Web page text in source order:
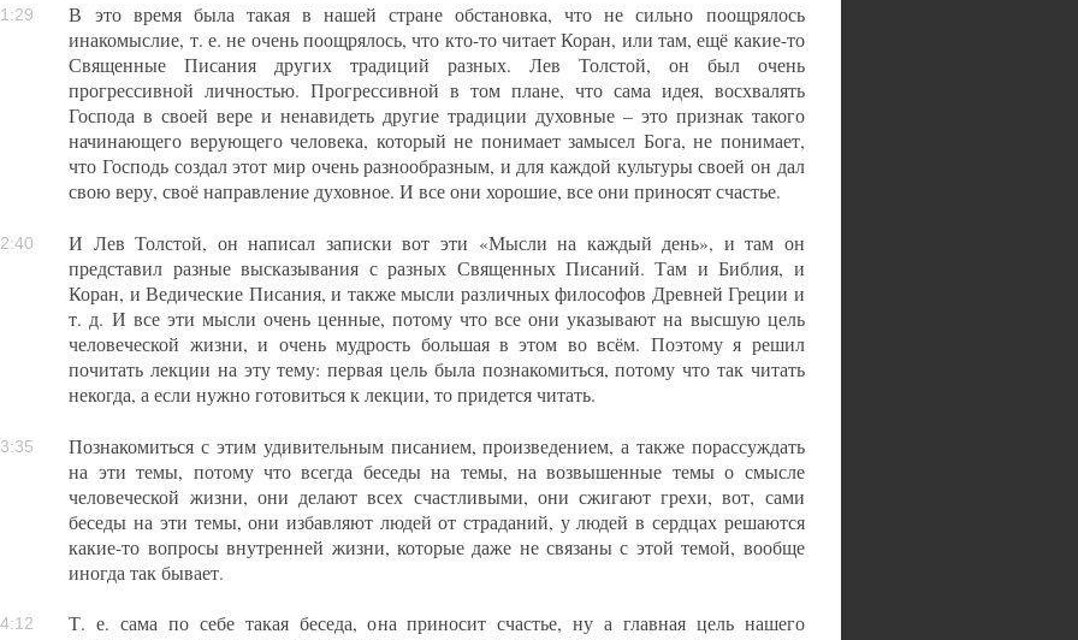
В это время была такая в нашей стране обстановка, что не сильно поощрялось
инакомыслие, т. е. не очень поощрялось, что кто-то читает Коран, или там, ещё какие-то
Священные Писания других традиций разных. Лев Толстой, он был очень
прогрессивной личностью. Прогрессивной в том плане, что сама идея, восхвалять
Господа в своей вере и ненавидеть другие традиции духовные – это признак такого
начинающего верующего человека, который не понимает замысел Бога, не понимает,
что Господь создал этот мир очень разнообразным, и для каждой культуры своей он дал
свою веру, своё направление духовное. И все они хорошие, все они приносят счастье.
И Лев Толстой, он написал записки вот эти «Мысли на каждый день», и там он
представил разные высказывания с разных Священных Писаний. Там и Библия, и
Коран, и Ведические Писания, и также мысли различных философов Древней Греции и
т. д. И все эти мысли очень ценные, потому что все они указывают на высшую цель
человеческой жизни, и очень мудрость большая в этом во всём. Поэтому я решил
почитать лекции на эту тему: первая цель была познакомиться, потому что так читать
некогда, а если нужно готовиться к лекции, то придется читать.
Познакомиться с этим удивительным писанием, произведением, а также порассуждать
на эти темы, потому что всегда беседы на темы, на возвышенные темы о смысле
человеческой жизни, они делают всех счастливыми, они сжигают грехи, вот, сами
беседы на эти темы, они избавляют людей от страданий, у людей в сердцах решаются
какие-то вопросы внутренней жизни, которые даже не связаны с этой темой, вообще
иногда так бывает.
Т. е. сама по себе такая беседа, она приносит счастье, ну а главная цель нашего